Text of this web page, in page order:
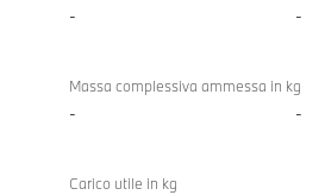
- -
Massa complessiva ammessa in kg
- -
Carico utile in kg